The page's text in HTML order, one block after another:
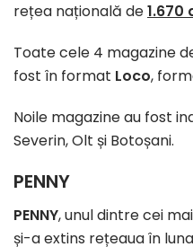
rețea națională de1.670
Toate cele 4 magazine
fost în format Loco,
Noile magazine au fost
Severin, Olt și Botoșani.
PENNY
PENNY, unul dintre cei
și-a extins rețeaua în